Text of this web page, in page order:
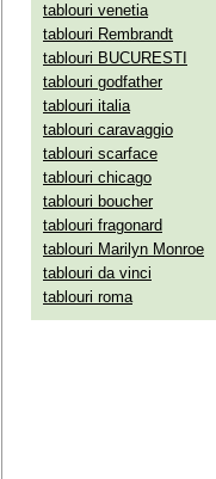
tablouri venetia
tablouri Rembrandt
tablouri BUCURESTI
tablouri godfather
tablouri italia
tablouri caravaggio
tablouri scarface
tablouri chicago
tablouri boucher
tablouri fragonard
tablouri Marilyn Monroe
tablouri da vinci
tablouri roma